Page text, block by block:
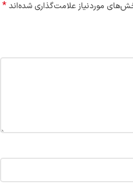
موردنیاز علامت‌گذاری شده‌اند*